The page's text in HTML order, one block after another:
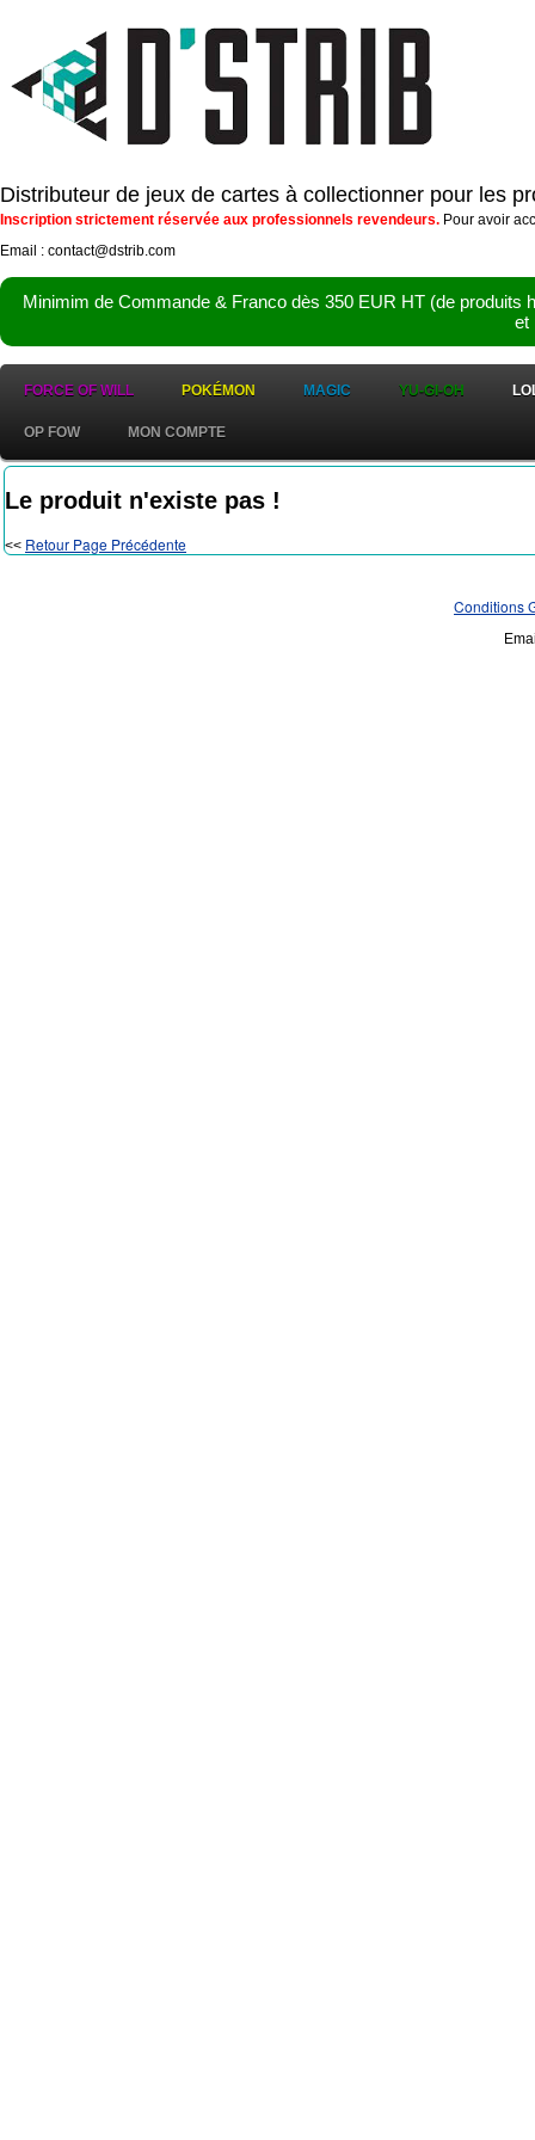
Distributeur de jeux de cartes à collectionner pour les
Inscription strictement réservée aux professionnels revendeurs. Pour avoir
Email : contact@dstrib.com
Minimim de Commande & Franco dès 350 EUR HT (de
et
FORCE OF WILL POKÉMON MAGIC YU-GI-OH
OP FOW MON COMPTE
Le produit n'existe pas !
<< Retour Page Précédente
Conditions